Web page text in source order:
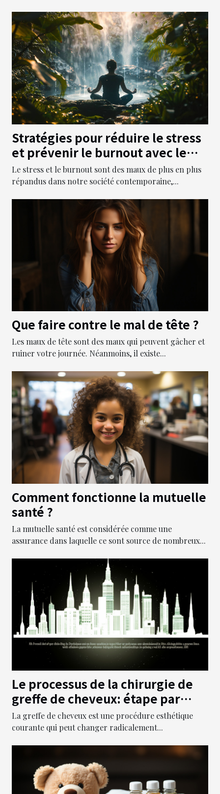
Stratégies pour réduire le stress
et prévenir le burnout avec le
magnétisme
Le stress et le burnout sont des maux de plus en plus
répandus dans notre société contemporaine,...
Que faire contre le mal de tête ?
Les maux de tête sont des maux qui peuvent gâcher et
ruiner votre journée. Néanmoins, il existe...
Comment fonctionne la mutuelle
santé ?
La mutuelle santé est considérée comme une
assurance dans laquelle ce sont source de nombreux...
Le processus de la chirurgie de
greffe de cheveux: étape par
étape
La greffe de cheveux est une procédure esthétique
courante qui peut changer radicalement...